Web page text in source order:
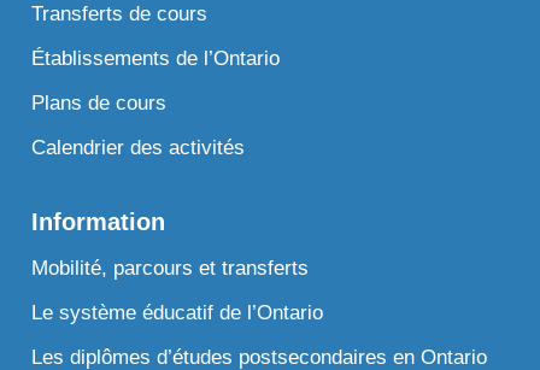
Transferts de cours
Établissements de l’Ontario
Plans de cours
Calendrier des activités
Information
Mobilité, parcours et transferts
Le système éducatif de l’Ontario
Les diplômes d’études postsecondaires en Ontario